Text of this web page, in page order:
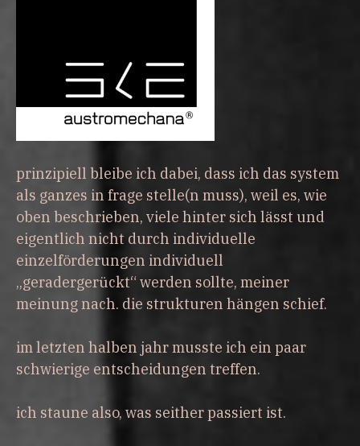
prinzipiell bleibe ich dabei, dass ich das system
als ganzes in frage stelle(n muss), weil es, wie
oben beschrieben, viele hinter sich lässt und
eigentlich nicht durch individuelle
einzelförderungen individuell
„geradergerückt“ werden sollte, meiner
meinung nach. die strukturen hängen schief.
im letzten halben jahr musste ich ein paar
schwierige entscheidungen treffen.
ich staune also, was seither passiert ist.